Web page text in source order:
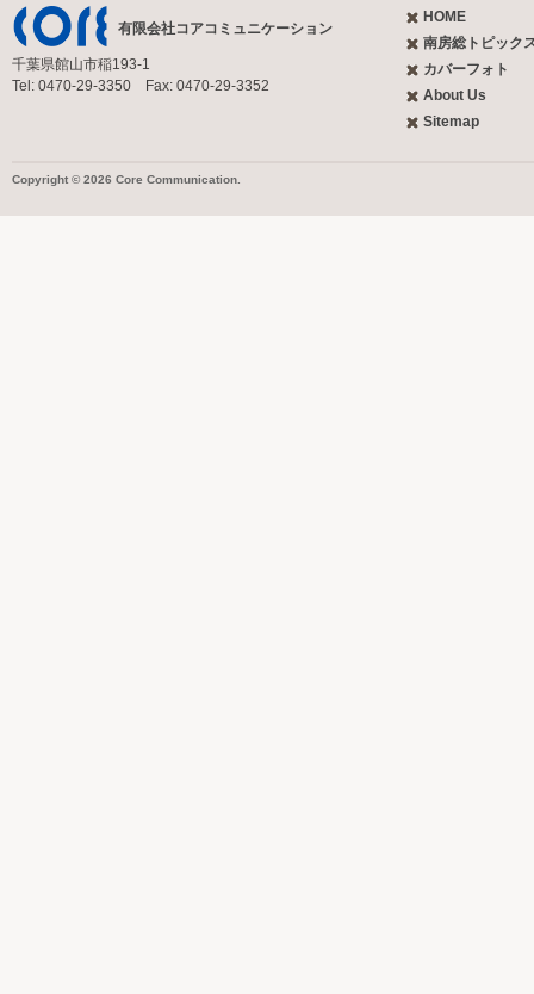
有限会社コアコミュニケーション
千葉県館山市稲193-1
Tel: 0470-29-3350 Fax: 0470-29-3352
HOME
南房総トピック
カバーフォト
About Us
Sitemap
Copyright © 2026 Core Communication.